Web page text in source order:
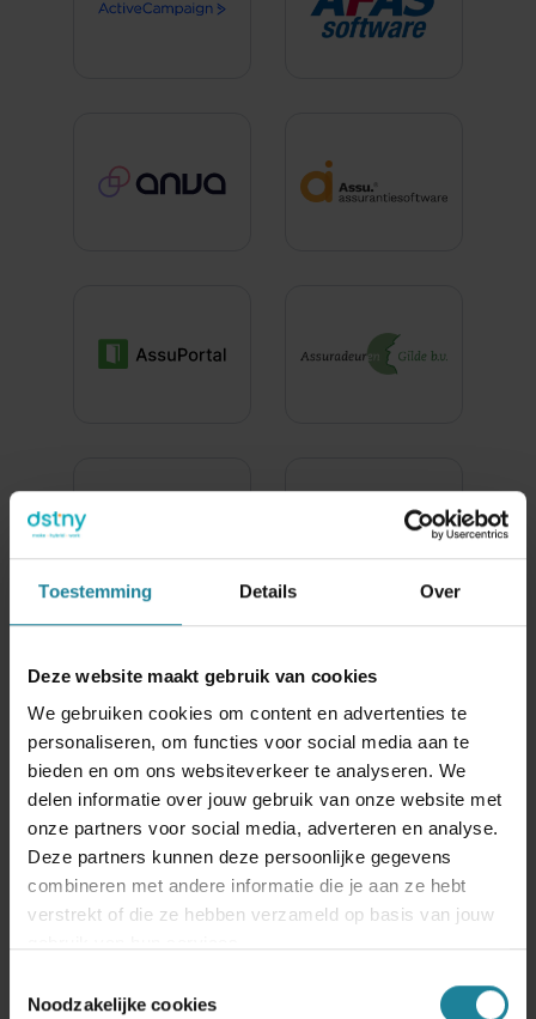
Toestemming Details Over
Deze website maakt gebruik van cookies
We gebruiken cookies om content en advertenties te
personaliseren, om functies voor social media aan te
bieden en om ons websiteverkeer te analyseren. We
delen informatie over jouw gebruik van onze website met
onze partners voor social media, adverteren en analyse.
Deze partners kunnen deze persoonlijke gegevens
combineren met andere informatie die je aan ze hebt
verstrekt of die ze hebben verzameld op basis van jouw
Noodzakelijke cookies